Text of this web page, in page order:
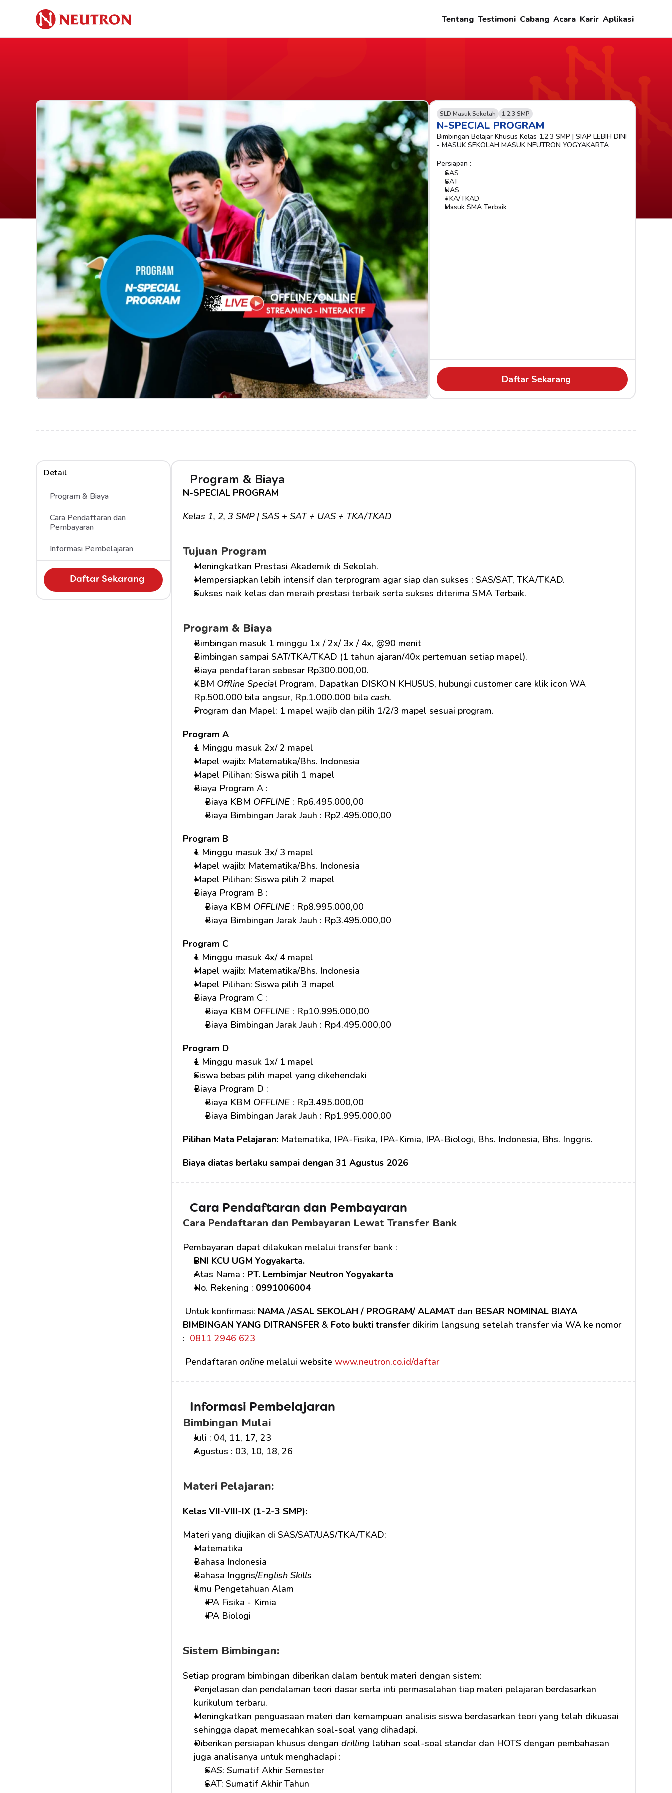
Tentang Testimoni Cabang Acara Karir Aplikasi
SLD Masuk Sekolah 1,2,3 SMP
N-SPECIAL PROGRAM
Bimbingan Belajar Khusus Kelas 1,2,3 SMP | SIAP LEBIH DINI
- MASUK SEKOLAH MASUK NEUTRON YOGYAKARTA
Persiapan :
SAS
SAT
UAS
TKA/TKAD
Masuk SMA Terbaik
Daftar Sekarang
Detail
Program & Biaya
Cara Pendaftaran dan
Pembayaran
Informasi Pembelajaran
Daftar Sekarang
Program & Biaya
N-SPECIAL PROGRAM
Kelas 1, 2, 3 SMP | SAS + SAT + UAS + TKA/TKAD
Tujuan Program
Meningkatkan Prestasi Akademik di Sekolah.
Mempersiapkan lebih intensif dan terprogram agar siap dan sukses : SAS/SAT, TKA/TKAD.
Sukses naik kelas dan meraih prestasi terbaik serta sukses diterima SMA Terbaik.
Program & Biaya
Bimbingan masuk 1 minggu 1x / 2x/ 3x / 4x, @90 menit
Bimbingan sampai SAT/TKA/TKAD (1 tahun ajaran/40x pertemuan setiap mapel).
Biaya pendaftaran sebesar Rp300.000,00.
KBM Offline Special Program, Dapatkan DISKON KHUSUS, hubungi customer care klik icon WA
Rp.500.000 bila angsur, Rp.1.000.000 bila cash.
Program dan Mapel: 1 mapel wajib dan pilih 1/2/3 mapel sesuai program.
Program A
1 Minggu masuk 2x/ 2 mapel
Mapel wajib: Matematika/Bhs. Indonesia
Mapel Pilihan: Siswa pilih 1 mapel
Biaya Program A :
Biaya KBM OFFLINE : Rp6.495.000,00
Biaya Bimbingan Jarak Jauh : Rp2.495.000,00
Program B
1 Minggu masuk 3x/ 3 mapel
Mapel wajib: Matematika/Bhs. Indonesia
Mapel Pilihan: Siswa pilih 2 mapel
Biaya Program B :
Biaya KBM OFFLINE : Rp8.995.000,00
Biaya Bimbingan Jarak Jauh : Rp3.495.000,00
Program C
1 Minggu masuk 4x/ 4 mapel
Mapel wajib: Matematika/Bhs. Indonesia
Mapel Pilihan: Siswa pilih 3 mapel
Biaya Program C :
Biaya KBM OFFLINE : Rp10.995.000,00
Biaya Bimbingan Jarak Jauh : Rp4.495.000,00
Program D
1 Minggu masuk 1x/ 1 mapel
Siswa bebas pilih mapel yang dikehendaki
Biaya Program D :
Biaya KBM OFFLINE : Rp3.495.000,00
Biaya Bimbingan Jarak Jauh : Rp1.995.000,00
Pilihan Mata Pelajaran: Matematika, IPA-Fisika, IPA-Kimia, IPA-Biologi, Bhs. Indonesia, Bhs. Inggris.
Biaya diatas berlaku sampai dengan 31 Agustus 2026
Cara Pendaftaran dan Pembayaran
Cara Pendaftaran dan Pembayaran Lewat Transfer Bank
Pembayaran dapat dilakukan melalui transfer bank :
BNI KCU UGM Yogyakarta.
Atas Nama : PT. Lembimjar Neutron Yogyakarta
No. Rekening : 0991006004
Untuk konfirmasi: NAMA /ASAL SEKOLAH / PROGRAM/ ALAMAT dan BESAR NOMINAL BIAYA
BIMBINGAN YANG DITRANSFER & Foto bukti transfer dikirim langsung setelah transfer via WA ke nomor
: 0811 2946 623
Pendaftaran online melalui website www.neutron.co.id/daftar
Informasi Pembelajaran
Bimbingan Mulai
Juli : 04, 11, 17, 23
Agustus : 03, 10, 18, 26
Materi Pelajaran:
Kelas VII-VIII-IX (1-2-3 SMP):
Materi yang diujikan di SAS/SAT/UAS/TKA/TKAD:
Matematika
Bahasa Indonesia
Bahasa Inggris/English Skills
Ilmu Pengetahuan Alam
IPA Fisika - Kimia
IPA Biologi
Sistem Bimbingan:
Setiap program bimbingan diberikan dalam bentuk materi dengan sistem:
Penjelasan dan pendalaman teori dasar serta inti permasalahan tiap materi pelajaran berdasarkan
kurikulum terbaru.
Meningkatkan penguasaan materi dan kemampuan analisis siswa berdasarkan teori yang telah dikuasai
sehingga dapat memecahkan soal-soal yang dihadapi.
Diberikan persiapan khusus dengan drilling latihan soal-soal standar dan HOTS dengan pembahasan
juga analisanya untuk menghadapi :
SAS: Sumatif Akhir Semester
SAT: Sumatif Akhir Tahun